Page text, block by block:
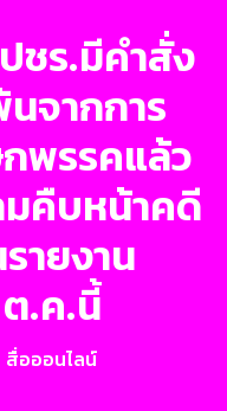
ชร.มีคำสั่ง
นจากการ
พรรคแล้ว
คืบหน้าคดี
ายงาน
.ค.นี้
สื่อออนไลน์